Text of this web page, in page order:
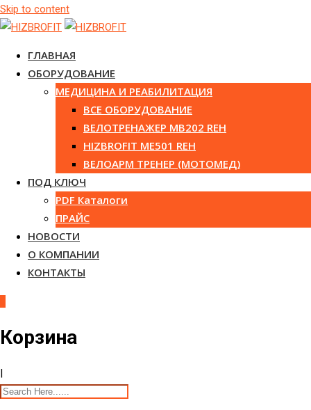
Skip to content
ГЛАВНАЯ
ОБОРУДОВАНИЕ
МЕДИЦИНА И РЕАБИЛИТАЦИЯ
ВСЕ ОБОРУДОВАНИЕ
ВЕЛОТРЕНАЖЕР MB202 REH
HIZBROFIT ME501 REH
ВЕЛОАРМ ТРЕНЕР (МОТОМЕД)
ПОД КЛЮЧ
PDF Каталоги
ПРАЙС
НОВОСТИ
О КОМПАНИИ
КОНТАКТЫ
Корзина